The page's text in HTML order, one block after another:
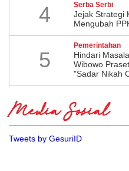
4 Serba Serbi
Jejak Strategi
Mengubah
5
Pemerintahan
Hindari
Wibowo
"Sadar Nikah
Media Sosial
Tweets by GesuriID